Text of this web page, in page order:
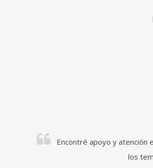
Encontré apoyo y atención
los